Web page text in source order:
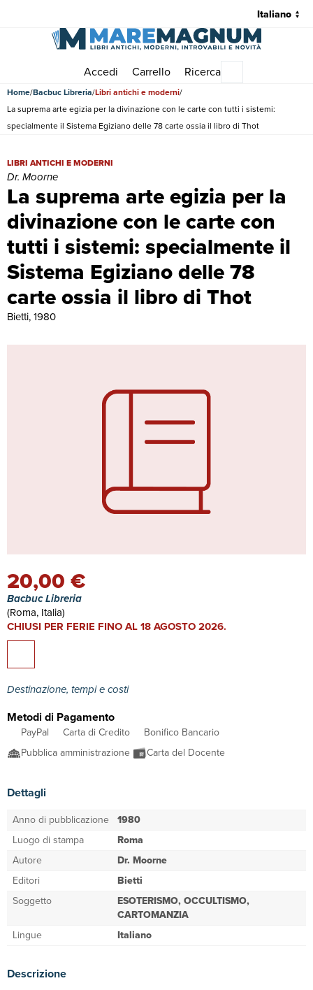
Accedi Carrello Ricerca
Home Bacbuc Libreria Libri antichi e moderni
La suprema arte egizia per la divinazione con le carte con tutti i sistemi:
specialmente il Sistema Egiziano delle 78 carte ossia il libro di Thot
La suprema arte egizia per la
divinazione con le carte con
tutti i sistemi: specialmente il
Sistema Egiziano delle 78
carte ossia il libro di Thot
La suprema arte egizia per la divinazione con le carte con tutti i
LIBRI ANTICHI E MODERNI
Dr. Moorne
Bietti, 1980
20,00 €
Bacbuc Libreria
(Roma, Italia)
CHIUSI PER FERIE FINO AL 18 AGOSTO 2026.
Destinazione, tempi e costi
Metodi di Pagamento
PayPal Carta di Credito
Bonifico Bancario
Pubblica amministrazione
Carta del Docente
Dettagli
Anno di pubblicazione 1980
Luogo di stampa
Roma
Autore
Dr. Moorne
Editori
Bietti
Soggetto
ESOTERISMO, OCCULTISMO,
CARTOMANZIA
Lingue
Italiano
Descrizione